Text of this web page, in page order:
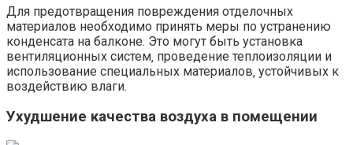
Для предотвращения повреждения отделочных
материалов необходимо принять меры по устранению
конденсата на балконе.​ Это могут быть установка
вентиляционных систем‚ проведение теплоизоляции и
использование специальных материалов‚ устойчивых к
воздействию влаги.​
Ухудшение качества воздуха в помещении